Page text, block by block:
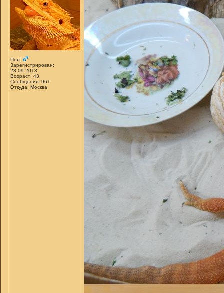
Пол:
Зарегистрирован:
28.09.2013
Возраст: 43
Сообщения: 961
Откуда: Москва